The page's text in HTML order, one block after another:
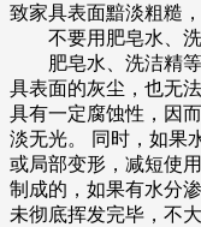
致家具表面黯淡粗糙，
不要用肥皂水、洗
肥皂水、洗洁精等
具表面的灰尘，也无
具有一定腐蚀性，因
淡无光。 同时，如果
或局部变形，减短使
制成的，如果有水分
未彻底挥发完毕，不